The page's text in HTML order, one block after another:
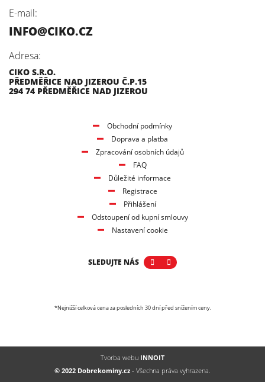
E-mail:
INFO@CIKO.CZ
Adresa:
CIKO S.R.O.
PŘEDMĚŘICE NAD JIZEROU Č.P.15
294 74 PŘEDMĚŘICE NAD JIZEROU
Obchodní podmínky
Doprava a platba
Zpracování osobních údajů
FAQ
Důležité informace
Registrace
Přihlášení
Odstoupení od kupní smlouvy
Nastavení cookie
SLEDUJTE NÁS
*Nejnižší celková cena za posledních 30 dní před snížením ceny.
Tvorba webu INNOIT
© 2022 Dobrekominy.cz - Všechna práva vyhrazena.